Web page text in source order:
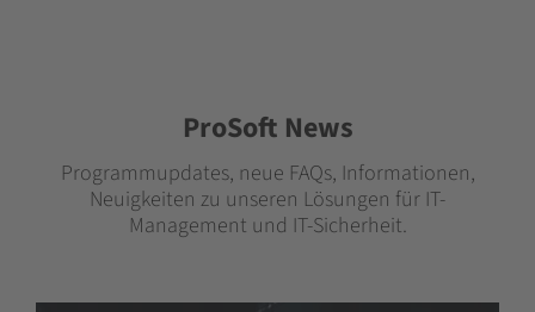
ProSoft News
Programmupdates, neue FAQs, Informationen,
Neuigkeiten zu unseren Lösungen für IT-
Management und IT-Sicherheit.